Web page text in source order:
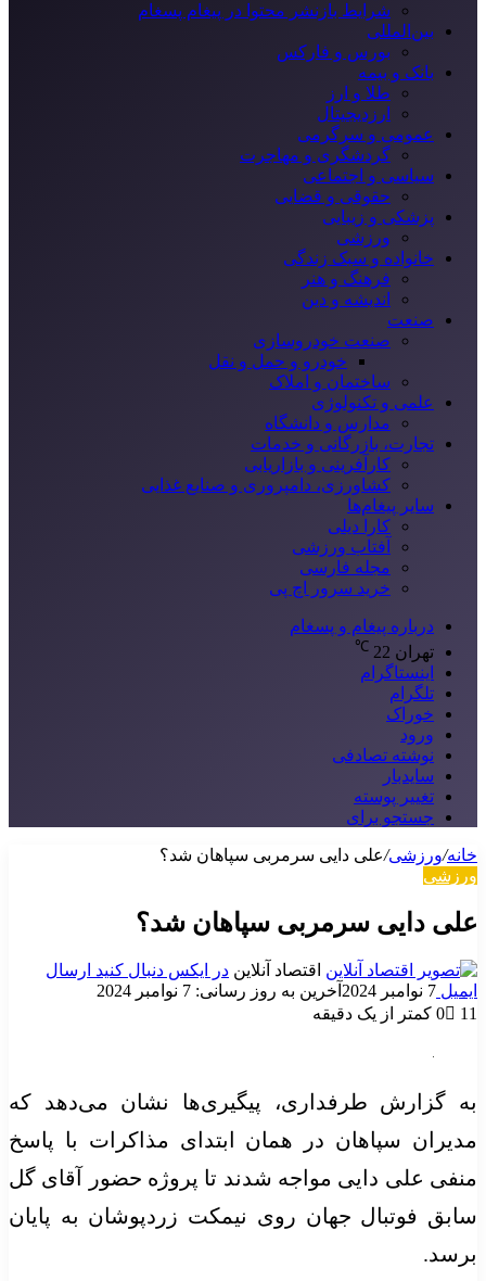
شرایط بازنشر محتوا در پیغام پسغام
بین‌المللی
بورس و فارکس
بانک و بیمه
طلا و ارز
ارزدیجیتال
عمومی و سرگرمی
گردشگری و مهاجرت
سیاسی و اجتماعی
حقوقی و قضایی
پزشکی و زیبایی
ورزشی
خانواده و سبک زندگی
فرهنگ و هنر
اندیشه و دین
صنعت
صنعت خودروسازی
خودرو و حمل و نقل
ساختمان و املاک
علمی و تکنولوژی
مدارس و دانشگاه
تجارت، بازرگانی و خدمات
کارآفرینی و بازاریابی
کشاورزی، دامپروری و صنایع غذایی
سایر پیغام‌ها
کارا دیلی
آفتاب ورزشی
مجله فارسی
خرید سرور اچ پی
درباره پیغام و پسغام
تهران 22
℃
اینستاگرام
تلگرام
خوراک
ورود
نوشته تصادفی
سایدبار
تغییر پوسته
جستجو برای
خانه/ورزشی/علی دایی سرمربی سپاهان شد؟
ورزشی
علی دایی سرمربی سپاهان شد؟
اقتصاد آنلاین در ایکس دنبال کنید ارسال
ایمیل 7 نوامبر 2024
آخرین به روز رسانی: 7 نوامبر 2024
0
11 کمتر از یک دقیقه
به گزارش طرفداری، پیگیری‌ها نشان می‌دهد که
مدیران سپاهان در همان ابتدای مذاکرات با پاسخ
منفی علی دایی مواجه شدند تا پروژه حضور آقای گل
سابق فوتبال جهان روی نیمکت زردپوشان به پایان
برسد.